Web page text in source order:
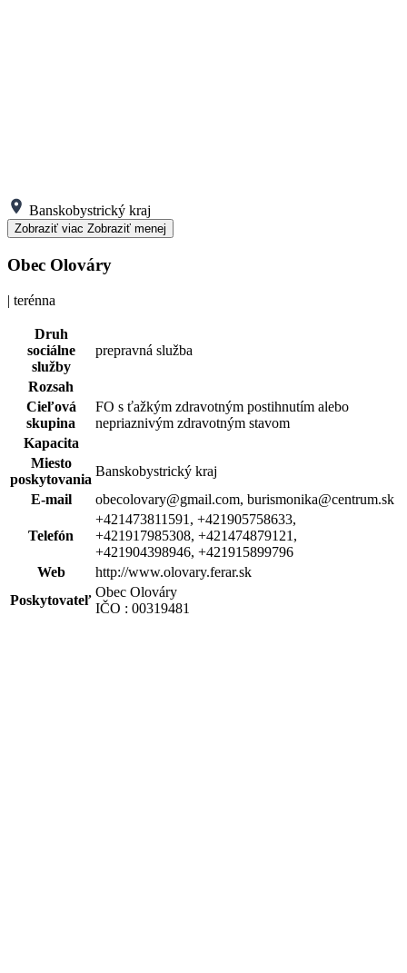
Banskobystrický kraj
Zobraziť viac Zobraziť menej
Obec Olováry
| terénna
Druh
sociálne
služby
prepravná služba
Rozsah
Cieľová
skupina
FO s ťažkým zdravotným postihnutím alebo
nepriaznivým zdravotným stavom
Kapacita
Miesto
poskytovania
Banskobystrický kraj
E-mail
obecolovary@gmail.com, burismonika@centrum.sk
Telefón
+421473811591, +421905758633,
+421917985308, +421474879121,
+421904398946, +421915899796
Web
http://www.olovary.ferar.sk
Poskytovateľ
Obec Olováry
IČO : 00319481